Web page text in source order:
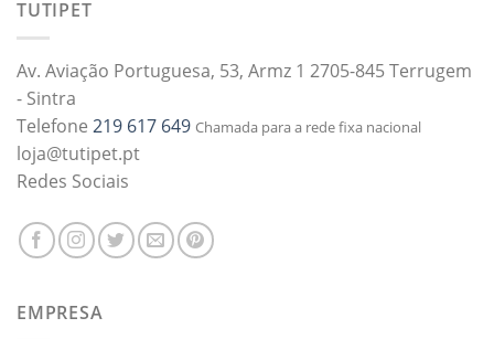
TUTIPET
Av. Aviação Portuguesa, 53, Armz 1 2705-845 Terrugem
- Sintra
Telefone 219 617 649 Chamada para a rede fixa nacional
loja@tutipet.pt
Redes Sociais
EMPRESA